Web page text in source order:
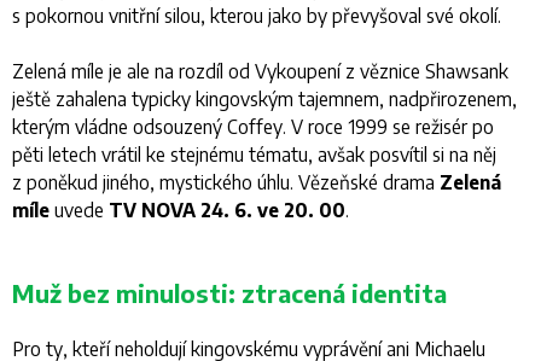
s pokornou vnitřní silou, kterou jako by převyšoval své okolí.
Zelená míle je ale na rozdíl od Vykoupení z věznice Shawsank
ještě zahalena typicky kingovským tajemnem, nadpřirozenem,
kterým vládne odsouzený Coffey. V roce 1999 se režisér po
pěti letech vrátil ke stejnému tématu, avšak posvítil si na něj
z poněkud jiného, mystického úhlu. Vězeňské drama Zelená
míle uvede TV NOVA 24. 6. ve 20. 00.
Muž bez minulosti: ztracená identita
Pro ty, kteří neholdují kingovskému vyprávění ani Michaelu